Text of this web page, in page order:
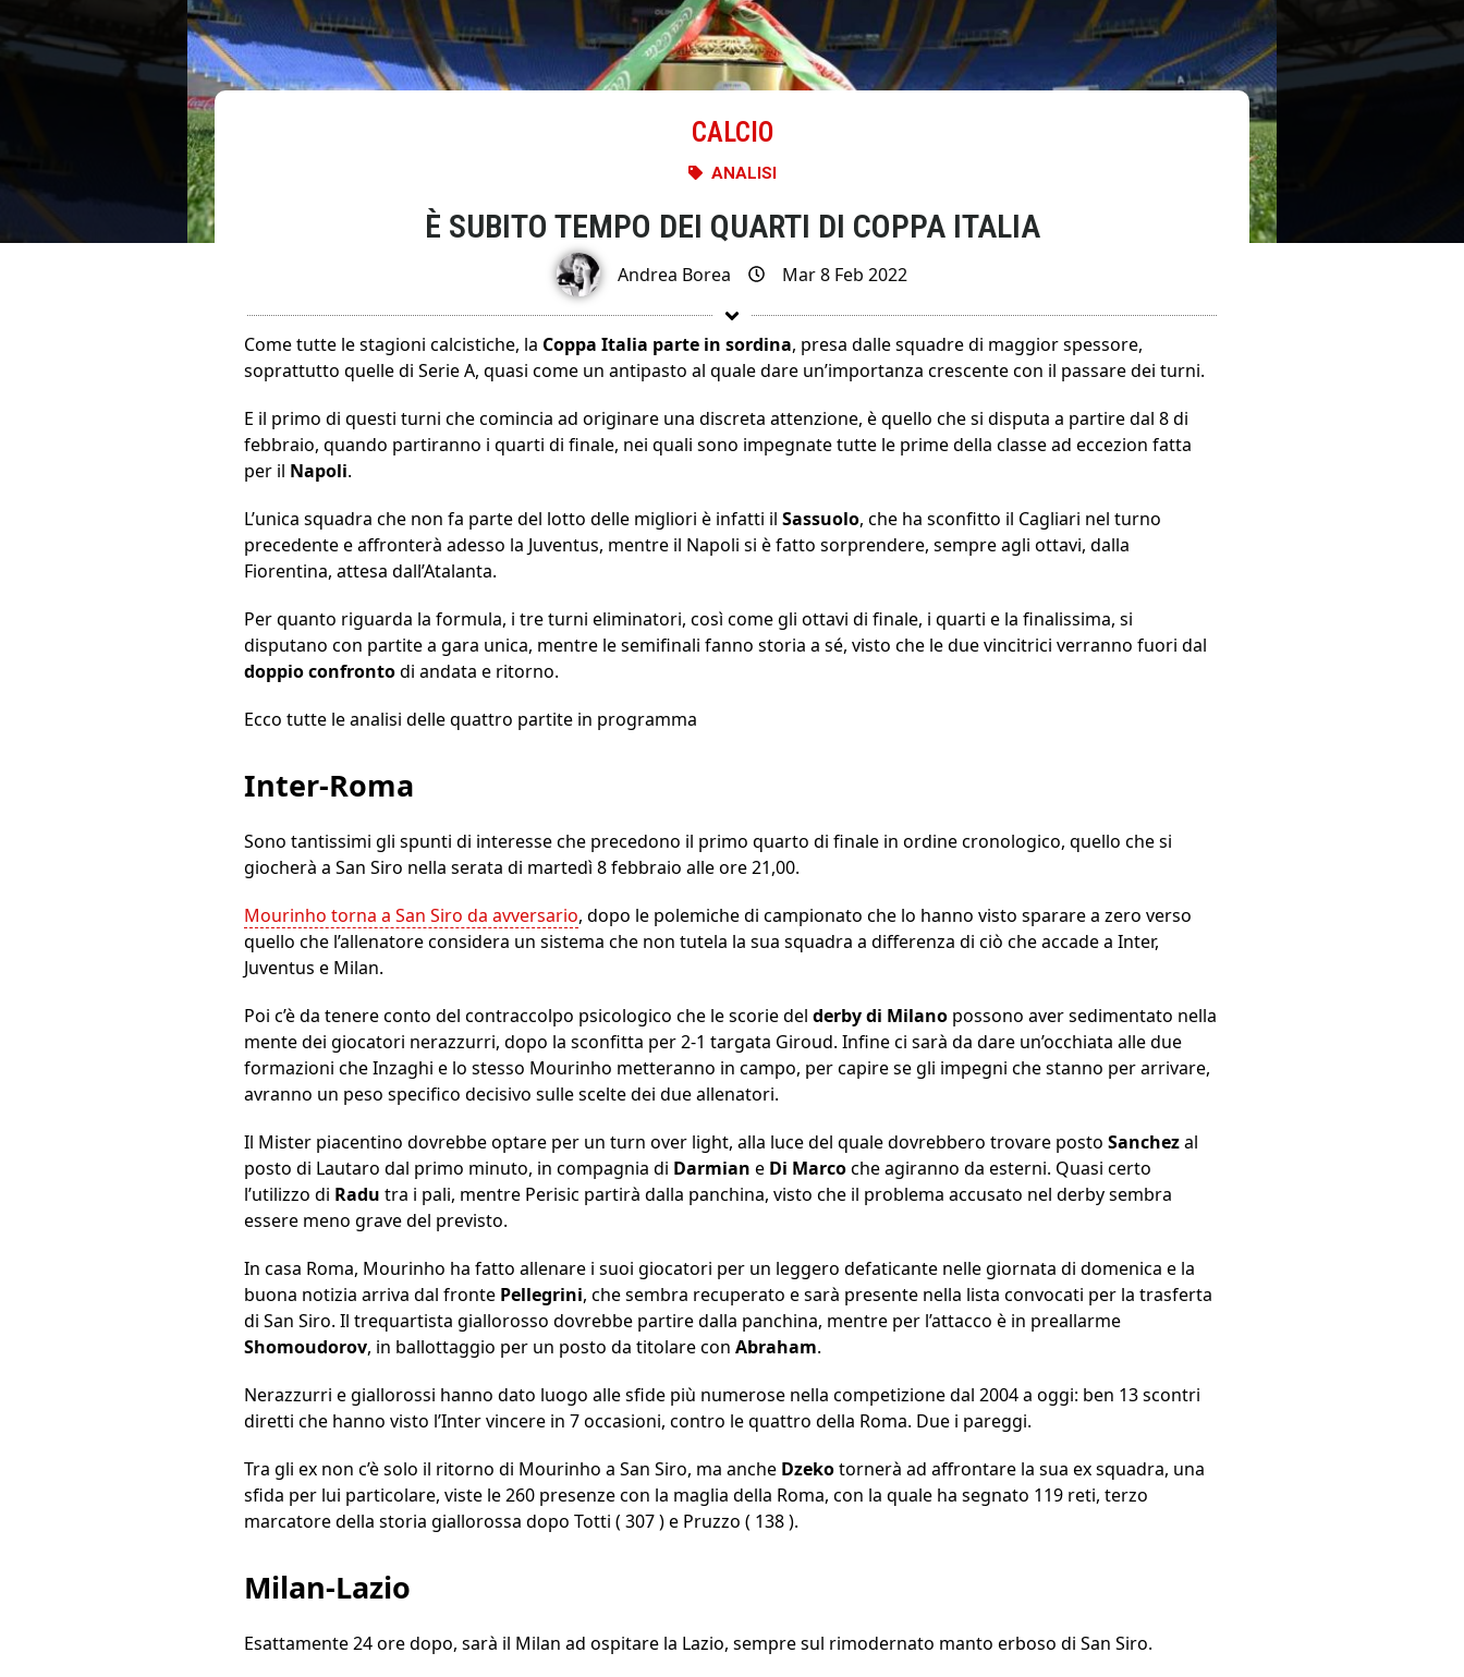
CALCIO
ANALISI
È SUBITO TEMPO DEI QUARTI DI COPPA ITALIA
Andrea Borea Mar 8 Feb 2022
Come tutte le stagioni calcistiche, la Coppa Italia parte in sordina, presa dalle squadre di maggior spessore,
soprattutto quelle di Serie A, quasi come un antipasto al quale dare un’importanza crescente con il passare dei turni.
E il primo di questi turni che comincia ad originare una discreta attenzione, è quello che si disputa a partire dal 8 di
febbraio, quando partiranno i quarti di finale, nei quali sono impegnate tutte le prime della classe ad eccezion fatta
per il Napoli.
L’unica squadra che non fa parte del lotto delle migliori è infatti il Sassuolo, che ha sconfitto il Cagliari nel turno
precedente e affronterà adesso la Juventus, mentre il Napoli si è fatto sorprendere, sempre agli ottavi, dalla
Fiorentina, attesa dall’Atalanta.
Per quanto riguarda la formula, i tre turni eliminatori, così come gli ottavi di finale, i quarti e la finalissima, si
disputano con partite a gara unica, mentre le semifinali fanno storia a sé, visto che le due vincitrici verranno fuori dal
doppioconfrontodi andata e ritorno.
Ecco tutte le analisi delle quattro partite in programma
Inter-Roma
Sono tantissimi gli spunti di interesse che precedono il primo quarto di finale in ordine cronologico, quello che si
giocherà a San Siro nella serata di martedì 8 febbraio alle ore 21,00.
Mourinho torna a San Siro da avversario, dopo le polemiche di campionato che lo hanno visto sparare a zero verso
quello che l’allenatore considera un sistema che non tutela la sua squadra a differenza di ciò che accade a Inter,
Juventus e Milan.
Poi c’è da tenere conto del contraccolpo psicologico che le scorie del derbydi Milano possono aver sedimentato nella
mente dei giocatori nerazzurri, dopo la sconfitta per 2-1 targata Giroud. Infine ci sarà da dare un’occhiata alle due
formazioni che Inzaghi e lo stesso Mourinho metteranno in campo, per capire se gli impegni che stanno per arrivare,
avranno un peso specifico decisivo sulle scelte dei due allenatori.
Il Mister piacentino dovrebbe optare per un turn over light, alla luce del quale dovrebbero trovare posto Sanchezal
posto di Lautaro dal primo minuto, in compagnia di Darmian e Di Marcoche agiranno da esterni. Quasi certo
l’utilizzo di Radu tra i pali, mentre Perisic partirà dalla panchina, visto che il problema accusato nel derby sembra
essere meno grave del previsto.
In casa Roma, Mourinho ha fatto allenare i suoi giocatori per un leggero defaticante nelle giornata di domenica e la
buona notizia arriva dal fronte Pellegrini, che sembra recuperato e sarà presente nella lista convocati per la trasferta
di San Siro. Il trequartista giallorosso dovrebbe partire dalla panchina, mentre per l’attacco è in preallarme
Shomoudorov, in ballottaggio per un posto da titolare con Abraham.
Nerazzurri e giallorossi hanno dato luogo alle sfide più numerose nella competizione dal 2004 a oggi: ben 13 scontri
diretti che hanno visto l’Inter vincere in 7 occasioni, contro le quattro della Roma. Due i pareggi.
Tra gli ex non c’è solo il ritorno di Mourinho a San Siro, ma anche Dzekotornerà ad affrontare la sua ex squadra, una
sfida per lui particolare, viste le 260 presenze con la maglia della Roma, con la quale ha segnato 119 reti, terzo
marcatore della storia giallorossa dopo Totti ( 307 ) e Pruzzo ( 138 ).
Milan-Lazio
Esattamente 24 ore dopo, sarà il Milan ad ospitare la Lazio, sempre sul rimodernato manto erboso di San Siro.